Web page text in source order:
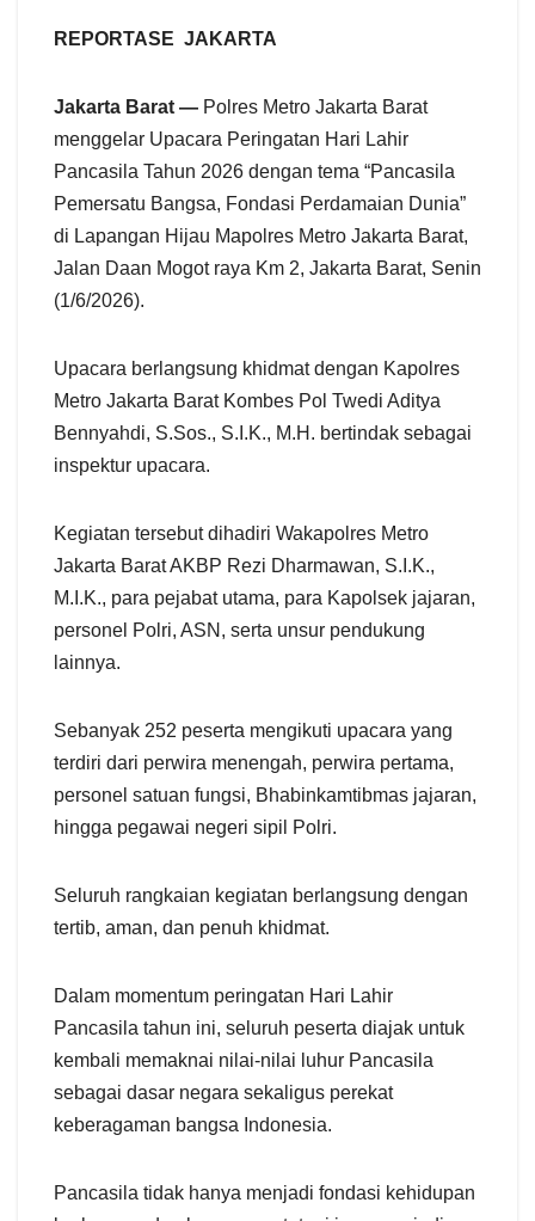
a
REPORTASE JAKARTA
Jakarta Barat — Polres Metro Jakarta Barat
menggelar Upacara Peringatan Hari Lahir
Pancasila Tahun 2026 dengan tema “Pancasila
Pemersatu Bangsa, Fondasi Perdamaian Dunia”
di Lapangan Hijau Mapolres Metro Jakarta Barat,
Jalan Daan Mogot raya Km 2, Jakarta Barat, Senin
(1/6/2026).
Upacara berlangsung khidmat dengan Kapolres
Metro Jakarta Barat Kombes Pol Twedi Aditya
Bennyahdi, S.Sos., S.I.K., M.H. bertindak sebagai
inspektur upacara.
Kegiatan tersebut dihadiri Wakapolres Metro
Jakarta Barat AKBP Rezi Dharmawan, S.I.K.,
M.I.K., para pejabat utama, para Kapolsek jajaran,
personel Polri, ASN, serta unsur pendukung
lainnya.
Sebanyak 252 peserta mengikuti upacara yang
terdiri dari perwira menengah, perwira pertama,
personel satuan fungsi, Bhabinkamtibmas jajaran,
hingga pegawai negeri sipil Polri.
Seluruh rangkaian kegiatan berlangsung dengan
tertib, aman, dan penuh khidmat.
Dalam momentum peringatan Hari Lahir
Pancasila tahun ini, seluruh peserta diajak untuk
kembali memaknai nilai-nilai luhur Pancasila
sebagai dasar negara sekaligus perekat
keberagaman bangsa Indonesia.
Pancasila tidak hanya menjadi fondasi kehidupan